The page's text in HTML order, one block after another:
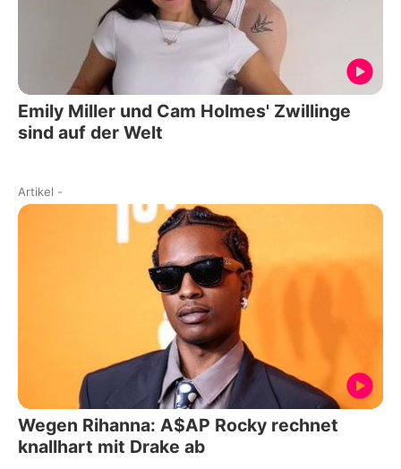
Emily Miller und Cam Holmes' Zwillinge
sind auf der Welt
Artikel -
Wegen Rihanna: A$AP Rocky rechnet
knallhart mit Drake ab